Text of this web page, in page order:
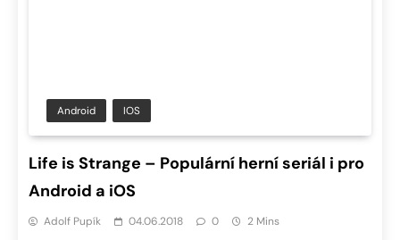
Android IOS
Life is Strange – Populární herní seriál i pro
Android a iOS
Adolf Pupík 04.06.2018 0 2 Mins